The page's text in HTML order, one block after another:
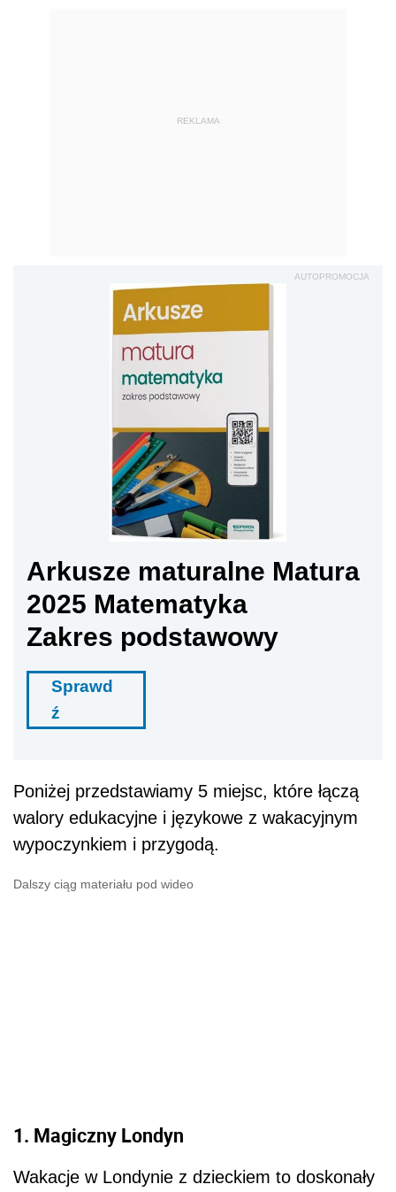
REKLAMA
AUTOPROMOCJA
Arkusze maturalne Matura
2025 Matematyka
Zakres podstawowy
Sprawd
ź
Poniżej przedstawiamy 5 miejsc, które łączą
walory edukacyjne i językowe z wakacyjnym
wypoczynkiem i przygodą.
Dalszy ciąg materiału pod wideo
1. Magiczny Londyn
Wakacje w Londynie z dzieckiem to doskonały